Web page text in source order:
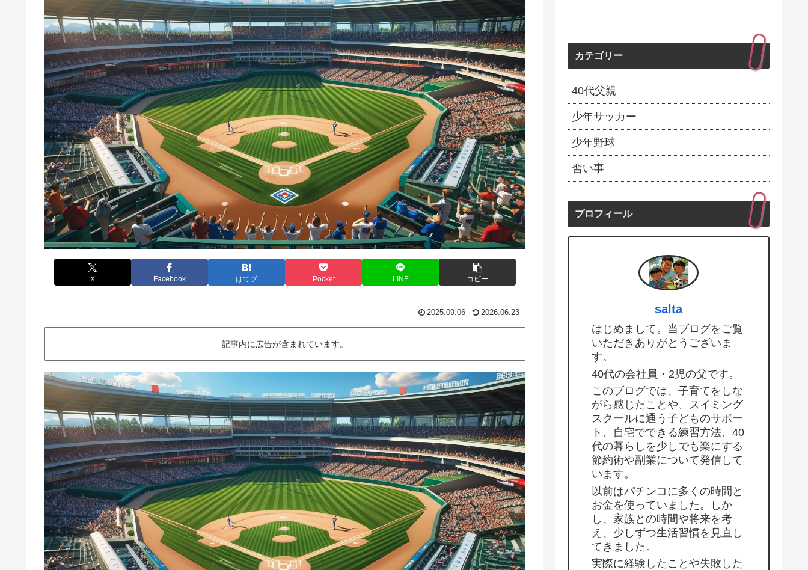
X Facebook はてブ Pocket LINE コピー
2025.09.06 2026.06.23
記事内に広告が含まれています。
カテゴリー
40代父親
少年サッカー
少年野球
習い事
プロフィール
salta
はじめまして。当ブログをご覧
いただきありがとうございま
す。
40代の会社員・2児の父です。
このブログでは、子育てをしな
がら感じたことや、スイミング
スクールに通う子どものサポー
ト、自宅でできる練習方法、40
代の暮らしを少しでも楽にする
節約術や副業について発信して
います。
以前はパチンコに多くの時間と
お金を使っていました。しか
し、家族との時間や将来を考
え、少しずつ生活習慣を見直し
てきました。
実際に経験したことや失敗した